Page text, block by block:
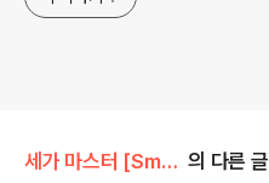
세가 마스터 [Sms]/ETC 의 다른 글